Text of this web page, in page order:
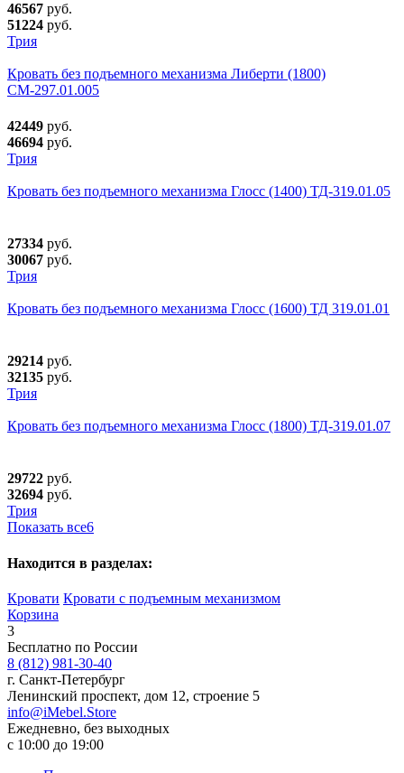
46567 руб.
51224 руб.
Трия
Кровать без подъемного механизма Либерти (1800)
СМ-297.01.005
42449 руб.
46694 руб.
Трия
Кровать без подъемного механизма Глосс (1400) ТД-319.01.05
27334 руб.
30067 руб.
Трия
Кровать без подъемного механизма Глосс (1600) ТД 319.01.01
29214 руб.
32135 руб.
Трия
Кровать без подъемного механизма Глосс (1800) ТД-319.01.07
29722 руб.
32694 руб.
Трия
Показать все6
Находится в разделах:
Кровати Кровати с подъемным механизмом
Корзина
3
Бесплатно по России
8 (812) 981-30-40
г. Санкт-Петербург
Ленинский проспект, дом 12, строение 5
info@iMebel.Store
Ежедневно, без выходных
с 10:00 до 19:00